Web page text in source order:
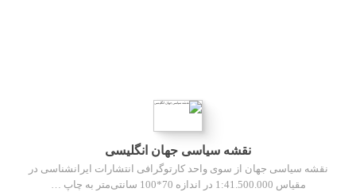
نقشه سیاسی جهان انگلیسی
نقشه سیاسی جهان از سوی واحد کارتوگرافی انتشارات ایرانشناسی در
مقیاس 1:41.500.000 در اندازه 70*100 سانتی‌متر به چاپ …